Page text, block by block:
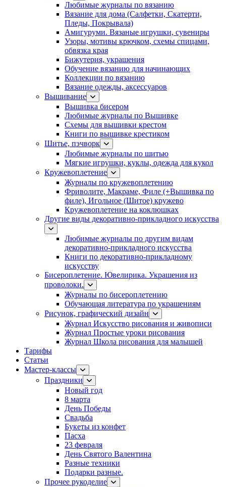
Любимые журналы по вязанию
Вязание для дома (Салфетки, Скатерти,
Пледы, Покрывала)
Амигуруми. Вязаные игрушки, сувениры
Узоры, мотивы крючком, схемы спицами,
обвязка края
Бижутерия, украшения
Обучение вязанию для начинающих
Коллекции по вязанию
Вязание одежды, аксессуаров
Вышивание
Вышивка бисером
Любимые журналы по Вышивке
Схемы для вышивки крестом
Книги по вышивке крестиком
Шитье, пэчворк
Любимые журналы по шитью
Мягкие игрушки, куклы, одежда для кукол
Кружевоплетение
Журналы по кружевоплетению
Фриволите, Макраме, Филе (+Вышивка по
филе), Игольное (Шитое) кружево
Кружевоплетение на коклюшках
Другие виды декоративно-прикладного искусства
Любимые журналы по другим видам
декоративно-прикладного искусства
Книги по декоративно-прикладному
искусству
Бисероплетение. Ювелирика. Украшения из
проволоки.
Журналы по бисероплетению
Обучающая литература по украшениям
Рисунок, графический дизайн
Журнал Искусство рисования и живописи
Журнал Простые уроки рисования
Журнал Школа рисования для малышей
Тарифы
Статьи
Мастер-классы
Праздники
Новый год
8 марта
День Победы
Свадьба
Букеты из конфет
Пасха
23 февраля
День Святого Валентина
Разные техники
Подарки разные.
Прочее рукоделие